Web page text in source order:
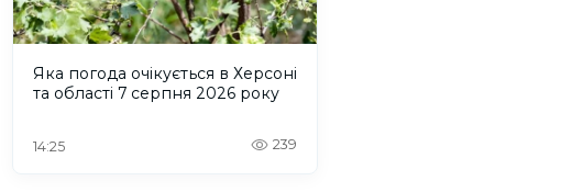
Яка погода очікується в Херсоні
та області 7 серпня 2026 року
14:25 239